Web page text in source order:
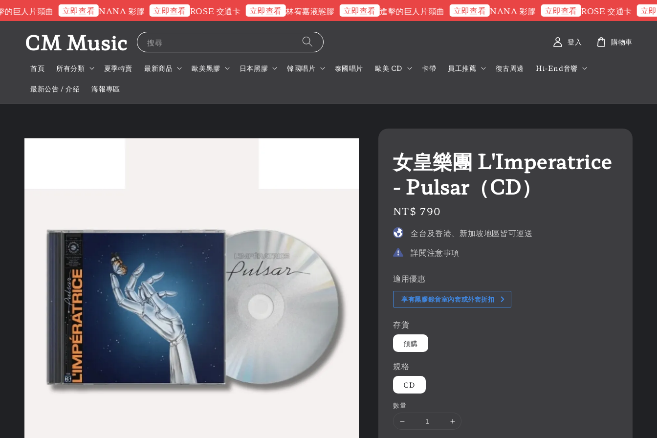
片頭曲 立即查看 NANA 彩膠 立即查看 ROSE 交通卡 立即查看 林宥嘉液態膠 立即查看 進擊的巨人片頭曲 立即查看 NANA 彩膠 立即查看 ROSE 交通卡 立即查看
CM Music 搜尋
首頁 所有分類 夏季特賣 最新商品 歐美黑膠 日本黑膠 韓國唱片 泰國唱片 歐美 CD 卡帶 員工推薦 復古周邊 Hi-End音響
最新公告 / 介紹 海報專區
登入 購物車
女皇樂團 L'Imperatrice
- Pulsar（CD）
Regular
price
NT$ 790
全台及香港、新加坡地區皆可運送
詳閱注意事項
適用優惠
享有黑膠錄音室內套或外套折扣
存貨
預購
規格
CD
數量